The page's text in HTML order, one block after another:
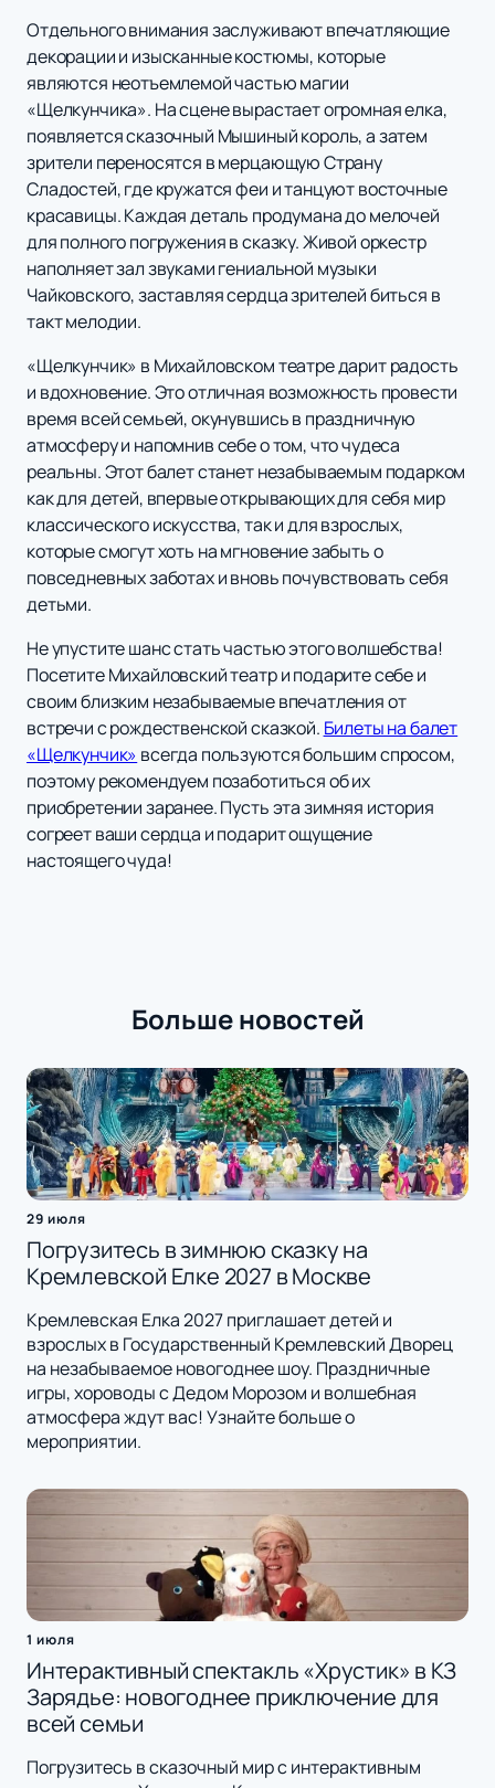
Отдельного внимания заслуживают впечатляющие
декорации и изысканные костюмы, которые
являются неотъемлемой частью магии
«Щелкунчика». На сцене вырастает огромная елка,
появляется сказочный Мышиный король, а затем
зрители переносятся в мерцающую Страну
Сладостей, где кружатся феи и танцуют восточные
красавицы. Каждая деталь продумана до мелочей
для полного погружения в сказку. Живой оркестр
наполняет зал звуками гениальной музыки
Чайковского, заставляя сердца зрителей биться в
такт мелодии.
«Щелкунчик» в Михайловском театре дарит радость
и вдохновение. Это отличная возможность провести
время всей семьей, окунувшись в праздничную
атмосферу и напомнив себе о том, что чудеса
реальны. Этот балет станет незабываемым подарком
как для детей, впервые открывающих для себя мир
классического искусства, так и для взрослых,
которые смогут хоть на мгновение забыть о
повседневных заботах и вновь почувствовать себя
детьми.
Не упустите шанс стать частью этого волшебства!
Посетите Михайловский театр и подарите себе и
своим близким незабываемые впечатления от
встречи с рождественской сказкой. Билеты на балет
«Щелкунчик» всегда пользуются большим спросом,
поэтому рекомендуем позаботиться об их
приобретении заранее. Пусть эта зимняя история
согреет ваши сердца и подарит ощущение
настоящего чуда!
Больше новостей
29 июля
Погрузитесь в зимнюю сказку на
Кремлевской Елке 2027 в Москве
Кремлевская Елка 2027 приглашает детей и
взрослых в Государственный Кремлевский Дворец
на незабываемое новогоднее шоу. Праздничные
игры, хороводы с Дедом Морозом и волшебная
атмосфера ждут вас! Узнайте больше о
мероприятии.
1 июля
Интерактивный спектакль «Хрустик» в КЗ
Зарядье: новогоднее приключение для
всей семьи
Погрузитесь в сказочный мир с интерактивным